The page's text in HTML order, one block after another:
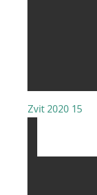
Zvit 2020 15